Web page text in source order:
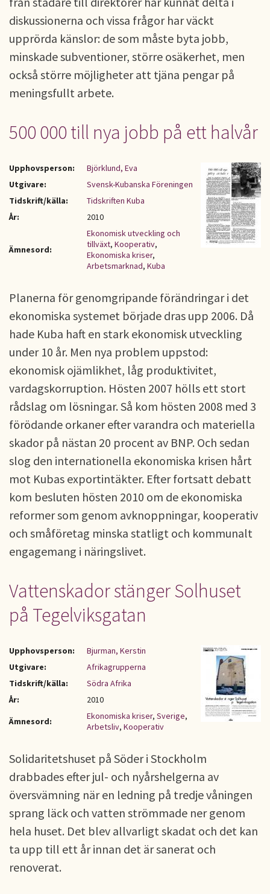
diskussionerna och vissa frågor har väckt
upprörda känslor: de som måste byta jobb,
minskade subventioner, större osäkerhet, men
också större möjligheter att tjäna pengar på
meningsfullt arbete.
500 000 till nya jobb på ett halvår
Upphovsperson:
Björklund, Eva
Utgivare:
Svensk-Kubanska Föreningen
Tidskrift/källa:
Tidskriften Kuba
År:
2010
Ämnesord:
Ekonomisk utveckling och
tillväxt, Kooperativ,
Ekonomiska kriser,
Arbetsmarknad, Kuba
Planerna för genomgripande förändringar i det
ekonomiska systemet började dras upp 2006. Då
hade Kuba haft en stark ekonomisk utveckling
under 10 år. Men nya problem uppstod:
ekonomisk ojämlikhet, låg produktivitet,
vardagskorruption. Hösten 2007 hölls ett stort
rådslag om lösningar. Så kom hösten 2008 med 3
förödande orkaner efter varandra och materiella
skador på nästan 20 procent av BNP. Och sedan
slog den internationella ekonomiska krisen hårt
mot Kubas exportintäkter. Efter fortsatt debatt
kom besluten hösten 2010 om de ekonomiska
reformer som genom avknoppningar, kooperativ
och småföretag minska statligt och kommunalt
engagemang i näringslivet.
Vattenskador stänger Solhuset
på Tegelviksgatan
Upphovsperson:
Bjurman, Kerstin
Utgivare:
Afrikagrupperna
Tidskrift/källa:
Södra Afrika
År:
2010
Ämnesord:
Ekonomiska kriser, Sverige,
Arbetsliv, Kooperativ
Solidaritetshuset på Söder i Stockholm
drabbades efter jul- och nyårshelgerna av
översvämning när en ledning på tredje våningen
sprang läck och vatten strömmade ner genom
hela huset. Det blev allvarligt skadat och det kan
ta upp till ett år innan det är sanerat och
renoverat.